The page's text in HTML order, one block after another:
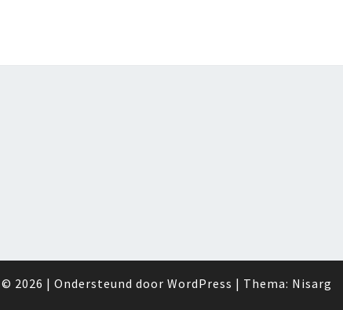
© 2026 | Ondersteund door WordPress | Thema: Nisarg